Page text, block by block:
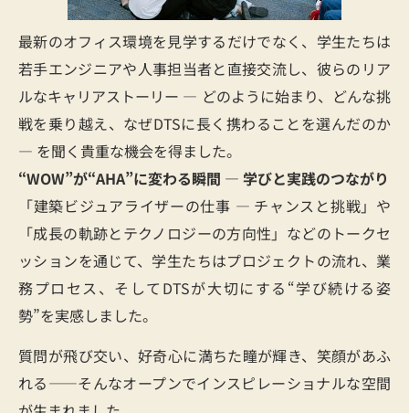
最新のオフィス環境を見学するだけでなく、学生たちは
若手エンジニアや人事担当者と直接交流し、彼らのリア
ルなキャリアストーリー ― どのように始まり、どんな挑
戦を乗り越え、なぜDTSに長く携わることを選んだのか
― を聞く貴重な機会を得ました。
“WOW”が“AHA”に変わる瞬間 ― 学びと実践のつながり
「建築ビジュアライザーの仕事 ― チャンスと挑戦」や
「成長の軌跡とテクノロジーの方向性」などのトークセ
ッションを通じて、学生たちはプロジェクトの流れ、業
務プロセス、そしてDTSが大切にする“学び続ける姿
勢”を実感しました。
質問が飛び交い、好奇心に満ちた瞳が輝き、笑顔があふ
れる――そんなオープンでインスピレーショナルな空間